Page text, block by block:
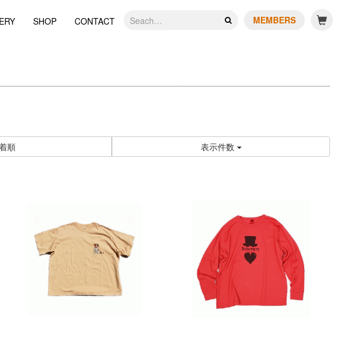
SHOP CONTACT MEMBERS
順 表示件数